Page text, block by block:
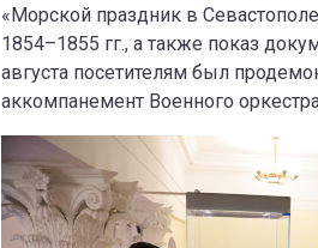
«Морской праздник в
1854–1855 гг., а также показ
августа посетителям был
аккомпанемент Военного